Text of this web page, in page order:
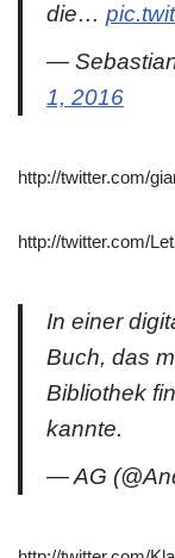
die…
—
1, 2016
http://twitter.com/
http://twitter.com/
In einer
Buch, das
Bibliothek
kannte.
— AG